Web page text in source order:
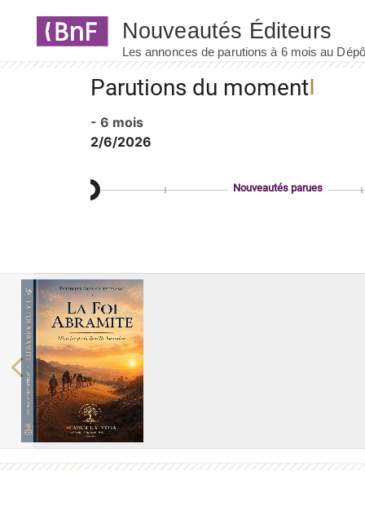
Parutions du moment
- 6 mois
2/6/2026
Nouveautés parues
Previous